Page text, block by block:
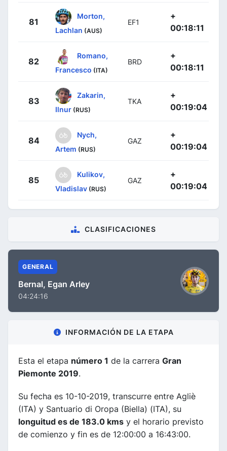
81
Morton,
Lachlan (AUS)
EF1
+
00:18:11
82
Romano,
Francesco (ITA)
BRD
+
00:18:11
83
Zakarin,
Ilnur (RUS)
TKA
+
00:19:04
84
Nych,
Artem (RUS)
GAZ
+
00:19:04
85
Kulikov,
Vladislav (RUS)
GAZ
+
00:19:04
CLASIFICACIONES
GENERAL
Bernal, Egan Arley
04:24:16
INFORMACIÓN DE LA ETAPA
Esta el etapa número 1 de la carrera Gran
Piemonte 2019.
Su fecha es 10-10-2019, transcurre entre Agliè
(ITA) y Santuario di Oropa (Biella) (ITA), su
longuitud es de 183.0 kms y el horario previsto
de comienzo y fin es de 12:00:00 a 16:43:00.